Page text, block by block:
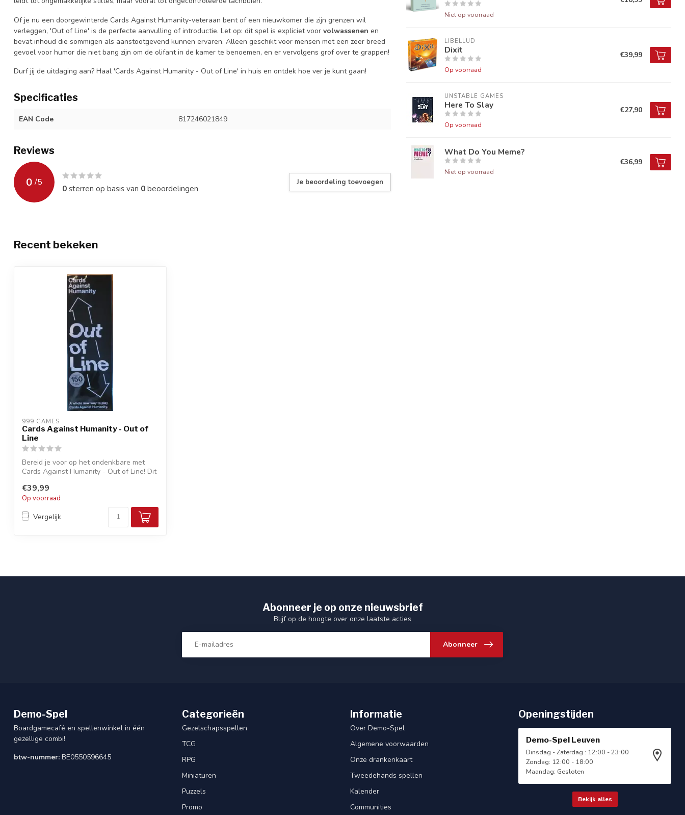
Of je nu een doorgewinterde Cards Against Humanity-veteraan bent of een nieuwkomer die zijn grenzen wil
verleggen, 'Out of Line' is de perfecte aanvulling of introductie. Let op: dit spel is expliciet voor volwassenen en
bevat inhoud die sommigen als aanstootgevend kunnen ervaren. Alleen geschikt voor mensen met een zeer breed
gevoel voor humor die niet bang zijn om de olifant in de kamer te benoemen, en er vervolgens grof over te grappen!
Durf jij de uitdaging aan? Haal 'Cards Against Humanity - Out of Line' in huis en ontdek hoe ver je kunt gaan!
Specificaties
EAN Code 817246021849
Reviews
0 /5
0sterren op basis van 0beoordelingen
Je beoordeling toevoegen
Niet op voorraad
LIBELLUD
Dixit
Op voorraad
€39,99
UNSTABLE GAMES
Here To Slay
Op voorraad
€27,90
What Do You Meme?
Niet op voorraad
€36,99
Recent bekeken
999 GAMES
Cards Against Humanity - Out of
Line
Bereid je voor op het ondenkbare met
Cards Against Humanity - Out of Line! Dit
€39,99
Op voorraad
Vergelijk
Abonneer je op onze nieuwsbrief
Blijf op de hoogte over onze laatste acties
Abonneer
Demo-Spel
Boardgamecafé en spellenwinkel in één
gezellige combi!
btw-nummer: BE0550596645
Categorieën
Gezelschapsspellen
TCG
RPG
Miniaturen
Puzzels
Promo
Informatie
Over Demo-Spel
Algemene voorwaarden
Onze drankenkaart
Tweedehands spellen
Kalender
Communities
Openingstijden
Demo-Spel Leuven
Dinsdag - Zaterdag : 12:00 - 23:00
Zondag: 12:00 - 18:00
Maandag: Gesloten
Bekijk alles